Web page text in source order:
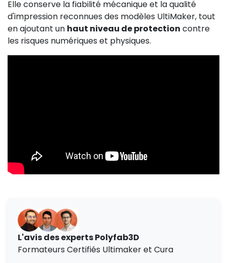
Elle conserve la fiabilité mécanique et la qualité
d'impression reconnues des modèles UltiMaker, tout
en ajoutant un haut niveau de protection contre
les risques numériques et physiques.
L'avis des experts Polyfab3D
Formateurs Certifiés Ultimaker et Cura